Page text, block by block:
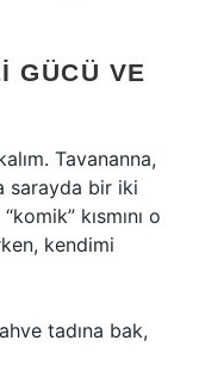
GÜCÜ VE
Tavananna,
sarayda bir iki
kısmını o
kendimi
tadına bak,